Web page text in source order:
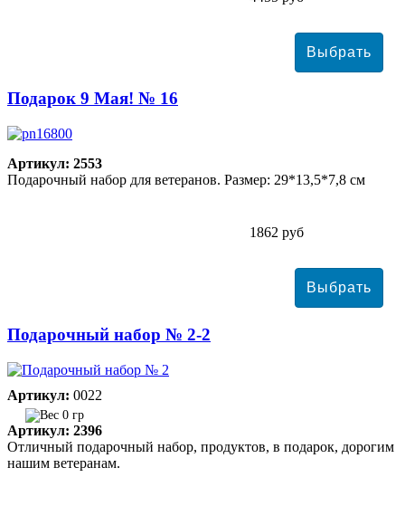
Подарок 9 Мая! № 16
Артикул: 2553
Подарочный набор для ветеранов. Размер: 29*13,5*7,8 см
1862 руб
Подарочный набор № 2-2
Артикул: 0022
0 гр
Артикул: 2396
Отличный подарочный набор, продуктов, в подарок, дорогим
нашим ветеранам.